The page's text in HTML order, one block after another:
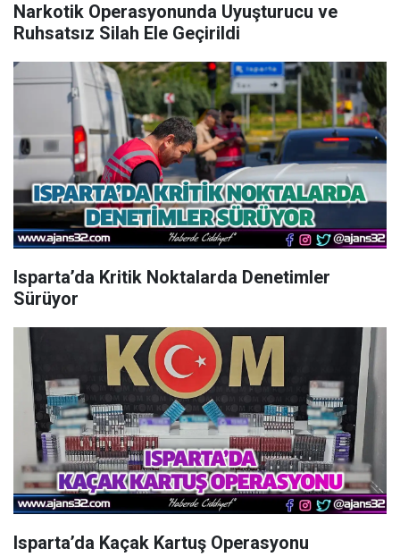
Narkotik Operasyonunda Uyuşturucu ve
Ruhsatsız Silah Ele Geçirildi
Isparta’da Kritik Noktalarda Denetimler
Sürüyor
Isparta’da Kaçak Kartuş Operasyonu